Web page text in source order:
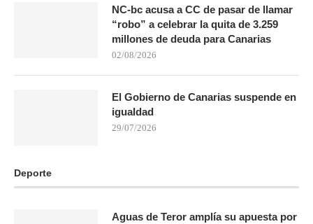
NC-bc acusa a CC de pasar de llamar
“robo” a celebrar la quita de 3.259
millones de deuda para Canarias
02/08/2026
El Gobierno de Canarias suspende en
igualdad
29/07/2026
Deporte
Aguas de Teror amplía su apuesta por